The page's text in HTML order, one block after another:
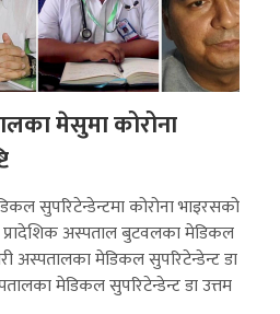
मेसुमा कोरोना
सुपरिटेन्डेन्टमा कोरोना भाइरसको
प्रादेशिक अस्पताल बुटवलका मेडिकल
अस्पतालका मेडिकल सुपरिटेन्डेन्ट डा
मेडिकल सुपरिटेन्डेन्ट डा उत्तम